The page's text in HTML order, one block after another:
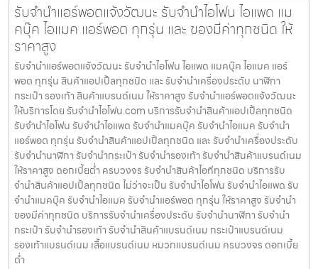
รับจำนำแอร์พอตแจ้งวัฒนะ รับจำนำไอโฟน ไอแพด แม
คบุ๊ค ไอแมค แอร์พอต ทุกรุ่น และ ของมีค่าทุกชนิด ให้
ราคาสูง
รับจำนำแอร์พอตแจ้งวัฒนะ รับจำนำไอโฟน ไอแพด แมคบุ๊ค ไอแมค แอร์
พอต ทุกรุ่น สินค้าแอปเปิ้ลทุกชนิด และ รับจำนำเครื่องประดับ นาฬิกา
กระเป๋า รองเท้า สินค้าแบรนด์เนม ให้ราคาสูง รับจำนำแอร์พอตแจ้งวัฒนะ
ให้บริการโดย รับจํานําไอโฟน.com บริการรับจำนำสินค้าแอปเปิ้ลทุกชนิด
รับจำนำไอโฟน รับจำนำไอแพด รับจำนำแมคบุ๊ค รับจำนำไอแมค รับจำนำ
แอร์พอต ทุกรุ่น รับจำนำสินค้าแอปเปิ้ลทุกชนิด และ รับจำนำเครื่องประดับ
รับจำนำนาฬิกา รับจำนำกระเป๋า รับจำนำรองเท้า รับจำนำสินค้าแบรนด์เนม
ให้ราคาสูง ดอกเบี้ยต่ำ ครบวงจร รับจำนำสินค้าไอทีทุกชนิด บริการรับ
จำนำสินค้าแอปเปิ้ลทุกชนิด ไม่ว่าจะเป็น รับจำนำไอโฟน รับจำนำไอแพด รับ
จำนำแมคบุ๊ค รับจำนำไอแมค รับจำนำแอร์พอต ทุกรุ่น ให้ราคาสูง รับจำนำ
ของมีค่าทุกชนิด บริการรับจำนำเครื่องประดับ รับจำนำนาฬิกา รับจำนำ
กระเป๋า รับจำนำรองเท้า รับจำนำสินค้าแบรนด์เนม กระเป๋าแบรนด์เนม
รองเท้าแบรนด์เนม เสื้อแบรนด์เนม หมวกแบรนด์เนม ครบวงจร ดอกเบี้ย
ต่ำ